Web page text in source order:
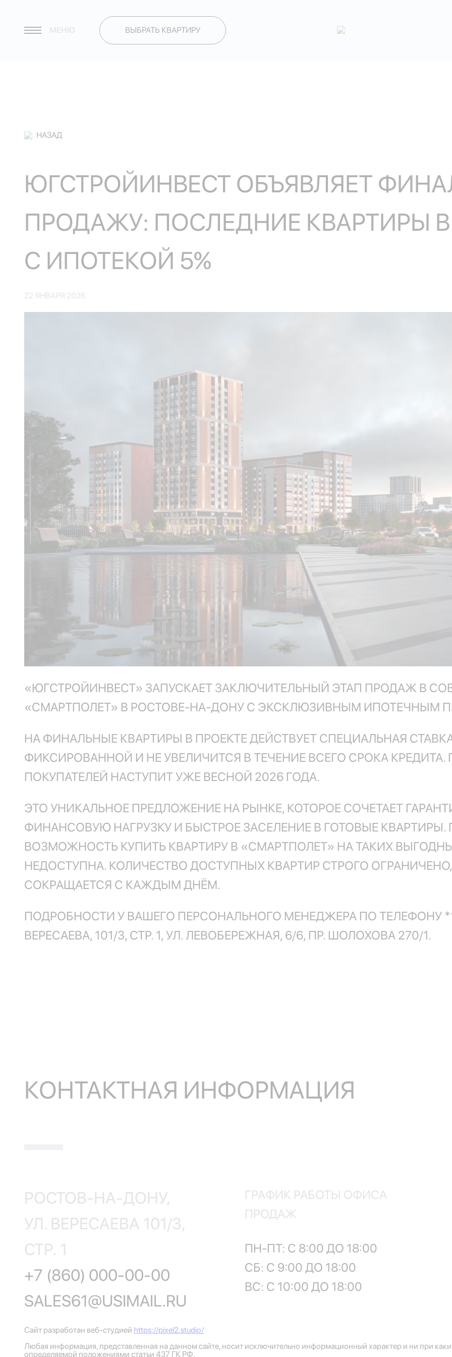
МЕНЮ ВЫБРАТЬ КВАРТИРУ
НАЗАД
ЮГСТРОЙИНВЕСТ ОБЪЯВЛЯЕТ
ПРОДАЖУ: ПОСЛЕДНИЕ КВАРТИРЫ В
С ИПОТЕКОЙ 5%
22 ЯНВАРЯ 2026
«ЮГСТРОЙИНВЕСТ» ЗАПУСКАЕТ ЗАКЛЮЧИТЕЛЬНЫЙ ЭТАП ПРОДАЖ В
«СМАРТПОЛЕТ» В РОСТОВЕ-НА-ДОНУ С ЭКСКЛЮЗИВНЫМ ИПОТЕЧНЫМ
НА ФИНАЛЬНЫЕ КВАРТИРЫ В ПРОЕКТЕ ДЕЙСТВУЕТ СПЕЦИАЛЬНАЯ
ФИКСИРОВАННОЙ И НЕ УВЕЛИЧИТСЯ В ТЕЧЕНИЕ ВСЕГО СРОКА КРЕДИТА.
ПОКУПАТЕЛЕЙ НАСТУПИТ УЖЕ ВЕСНОЙ 2026 ГОДА.
ЭТО УНИКАЛЬНОЕ ПРЕДЛОЖЕНИЕ НА РЫНКЕ, КОТОРОЕ СОЧЕТАЕТ
ФИНАНСОВУЮ НАГРУЗКУ И БЫСТРОЕ ЗАСЕЛЕНИЕ В ГОТОВЫЕ
ВОЗМОЖНОСТЬ КУПИТЬ КВАРТИРУ В «СМАРТПОЛЕТ» НА ТАКИХ
НЕДОСТУПНА. КОЛИЧЕСТВО ДОСТУПНЫХ КВАРТИР СТРОГО
СОКРАЩАЕТСЯ С КАЖДЫМ ДНЁМ.
ПОДРОБНОСТИ У ВАШЕГО ПЕРСОНАЛЬНОГО МЕНЕДЖЕРА ПО ТЕЛЕФОНУ
ВЕРЕСАЕВА, 101/3, СТР. 1, УЛ. ЛЕВОБЕРЕЖНАЯ, 6/6, ПР. ШОЛОХОВА 270/1.
КОНТАКТНАЯ ИНФОРМАЦИЯ
РОСТОВ-НА-ДОНУ,
УЛ. ВЕРЕСАЕВА 101/3,
СТР. 1
+7 (860) 000-00-00
SALES61@USIMAIL.RU
ГРАФИК РАБОТЫ ОФИСА
ПРОДАЖ
ПН-ПТ: С 8:00 ДО 18:00
СБ: С 9:00 ДО 18:00
ВС: С 10:00 ДО 18:00
Сайт разработан веб-студией https://pixel2.studio/
Любая информация, представленная на данном сайте, носит исключительно информационный характер и ни при
определяемой положениями статьи 437 ГК РФ.